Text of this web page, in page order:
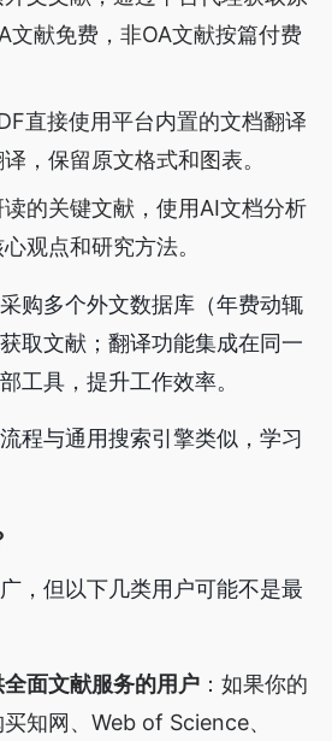
文献免费，非OA文献按篇付费
直接使用平台内置的文档翻译
，保留原文格式和图表。
的关键文献，使用AI文档分析
观点和研究方法。
购多个外文数据库（年费动辄
取文献；翻译功能集成在同一
工具，提升工作效率。
程与通用搜索引擎类似，学习
，但以下几类用户可能不是最
面文献服务的用户 ：如果你的
知网、Web of Science、